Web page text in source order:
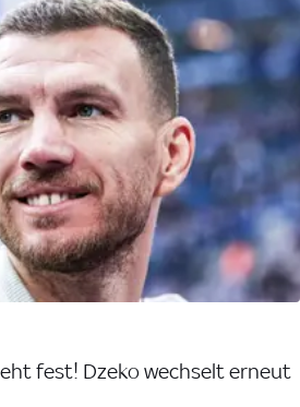
fest! Dzeko wechselt erneut